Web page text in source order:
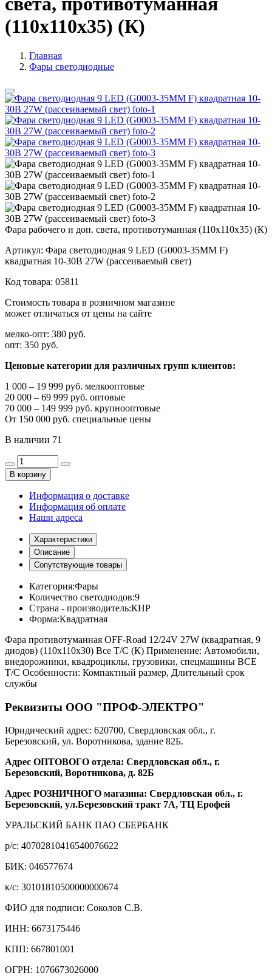
(110х110х35) (К)
Главная
Фары светодиодные
Фара рабочего и доп. света, противотуманная (110х110х35) (К)
Артикул: Фара светодиодная 9 LED (G0003-35MM F)
квадратная 10-30В 27W (рассеиваемый свет)
Код товара: 05811
Стоимость товара в розничном магазине
может отличаться от цены на сайте
мелко-опт: 380 руб.
опт: 350 руб.
Ценовые категории для различных групп клиентов:
1 000 – 19 999 руб. мелкооптовые
20 000 – 69 999 руб. оптовые
70 000 – 149 999 руб. крупнооптовые
От 150 000 руб. специальные цены
В наличии 71
В корзину
Информация о доставке
Информация об оплате
Наши адреса
Характеристики
Описание
Сопутствующие товары
Категория:Фары
Количество светодиодов:9
Страна - производитель:КНР
Форма:Квадратная
Фара противотуманная OFF-Road 12/24V 27W (квадратная, 9
диодов) (110х110х30) Все Т/С (К) Применение: Автомобили,
внедорожники, квадроциклы, грузовики, спецмашины ВСЕ
Т/С Особенности: Компактный размер, Длительный срок
службы
Реквизиты ООО "ПРОФ-ЭЛЕКТРО"
Юридический адрес: 620700, Свердловская обл., г.
Березовский, ул. Воротникова, здание 82Б.
Адрес ОПТОВОГО отдела: Свердловская обл., г.
Березовский, Воротникова, д. 82Б
Адрес РОЗНИЧНОГО магазина: Свердловская обл., г.
Березовский, ул.Березовский тракт 7А, ТЦ Ерофей
УРАЛЬСКИЙ БАНК ПАО СБЕРБАНК
р/c: 40702810416540076622
БИК: 046577674
к/c: 30101810500000000674
ФИО для подписи: Соколов С.В.
ИНН: 6673175446
КПП: 667801001
ОГРН: 1076673026000